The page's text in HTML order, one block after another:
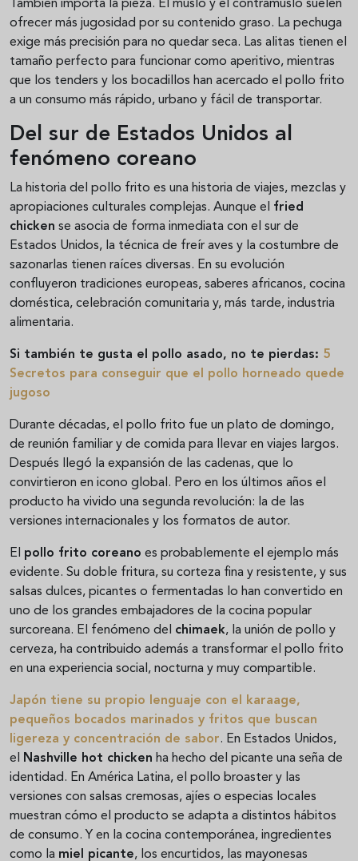
También importa la pieza. El muslo y el contramuslo suelen
ofrecer más jugosidad por su contenido graso. La pechuga
exige más precisión para no quedar seca. Las alitas tienen el
tamaño perfecto para funcionar como aperitivo, mientras
que los tenders y los bocadillos han acercado el pollo frito
a un consumo más rápido, urbano y fácil de transportar.
Del sur de Estados Unidos al
fenómeno coreano
La historia del pollo frito es una historia de viajes, mezclas y
apropiaciones culturales complejas. Aunque el fried
chicken se asocia de forma inmediata con el sur de
Estados Unidos, la técnica de freír aves y la costumbre de
sazonarlas tienen raíces diversas. En su evolución
confluyeron tradiciones europeas, saberes africanos, cocina
doméstica, celebración comunitaria y, más tarde, industria
alimentaria.
Si también te gusta el pollo asado, no te pierdas: 5
Secretos para conseguir que el pollo horneado quede
jugoso
Durante décadas, el pollo frito fue un plato de domingo,
de reunión familiar y de comida para llevar en viajes largos.
Después llegó la expansión de las cadenas, que lo
convirtieron en icono global. Pero en los últimos años el
producto ha vivido una segunda revolución: la de las
versiones internacionales y los formatos de autor.
El pollo frito coreano es probablemente el ejemplo más
evidente. Su doble fritura, su corteza fina y resistente, y sus
salsas dulces, picantes o fermentadas lo han convertido en
uno de los grandes embajadores de la cocina popular
surcoreana. El fenómeno del chimaek, la unión de pollo y
cerveza, ha contribuido además a transformar el pollo frito
en una experiencia social, nocturna y muy compartible.
Japón tiene su propio lenguaje con el karaage,
pequeños bocados marinados y fritos que buscan
ligereza y concentración de sabor. En Estados Unidos,
el Nashville hot chicken ha hecho del picante una seña de
identidad. En América Latina, el pollo broaster y las
versiones con salsas cremosas, ajíes o especias locales
muestran cómo el producto se adapta a distintos hábitos
de consumo. Y en la cocina contemporánea, ingredientes
como la miel picante, los encurtidos, las mayonesas